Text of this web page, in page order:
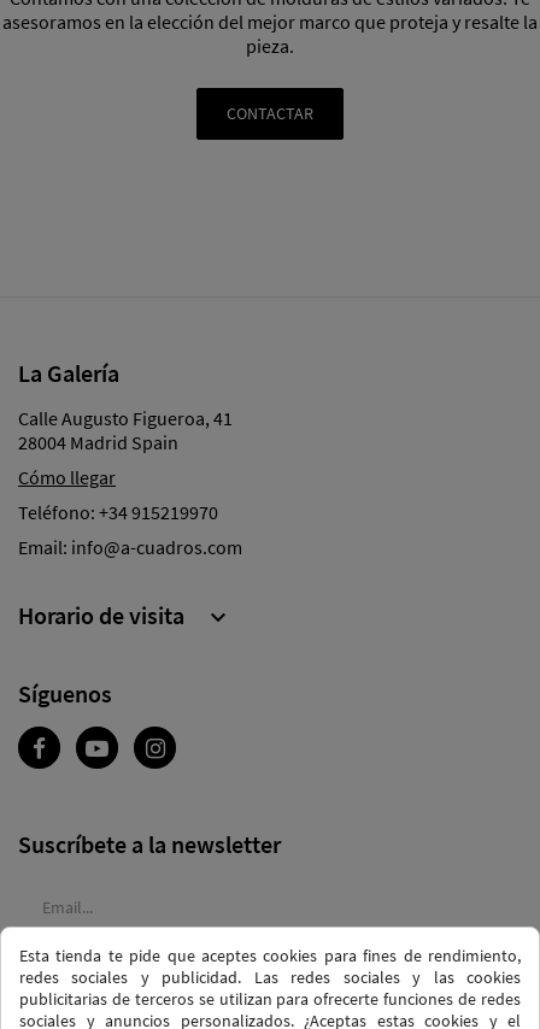
asesoramos en la elección del mejor marco que proteja y resalte la
pieza.
CONTACTAR
La Galería
Calle Augusto Figueroa, 41
28004 Madrid Spain
Cómo llegar
Teléfono: +34 915219970
Email: info@a-cuadros.com
Síguenos
Horario de visita 
Suscríbete a la newsletter
Acepto lascondiciones generales y lapolítica de confidencialidad
Esta tienda te pide que aceptes cookies para fines de rendimiento,
redes sociales y publicidad. Las redes sociales y las cookies
publicitarias de terceros se utilizan para ofrecerte funciones de redes
sociales y anuncios personalizados. ¿Aceptas estas cookies y el